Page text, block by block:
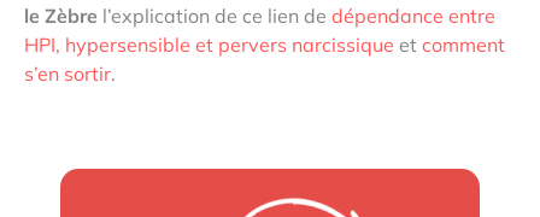
le Zèbre l’explication de ce lien de dépendance entre
HPI, hypersensible et pervers narcissique et comment
s’en sortir.